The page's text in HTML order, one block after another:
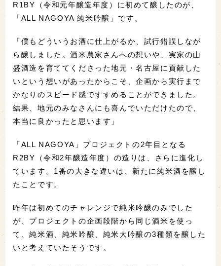
R1BY（令和元年醸造年度）に初めて醸したのが、
「ALL NAGOYA 純米吟醸」です。
「僕もどういうお酒に仕上がるか、試行錯誤しなが
ら醸しました。酒米農家さんへの想いや、実家の山
盛酒造を育ててくださった地元・名古屋に貢献した
いという想いがあったからこそ、企画から実行まで
かなりのスピード感ですすめることができました。
結果、地元のみなさんにも喜んでいただけたので、
本当に良かったと思います」
「ALL NAGOYA」プロジェクトの2年目となる
R2BY（令和2年醸造年度）の造りは、さらに進化し
ています。1番の大きな違いは、新たに純米酒を醸し
たことです。
昨年は初めてのチャレンジで純米吟醸のみでした
が、プロジェクトの企画段階から同じ酒米を使っ
て、純米酒、純米吟醸、純米大吟醸の3種類を醸した
いと考えていたそうです。